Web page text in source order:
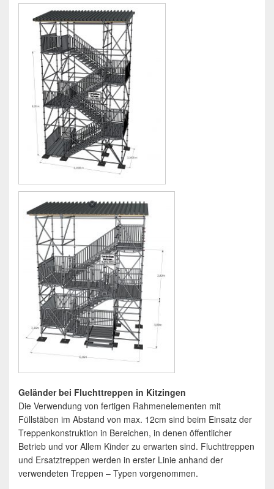
Geländer bei Fluchttreppen in Kitzingen
Die Verwendung von fertigen Rahmenelementen mit
Füllstäben im Abstand von max. 12cm sind beim Einsatz der
Treppenkonstruktion in Bereichen, in denen öffentlicher
Betrieb und vor Allem Kinder zu erwarten sind. Fluchttreppen
und Ersatztreppen werden in erster Linie anhand der
verwendeten Treppen – Typen vorgenommen.